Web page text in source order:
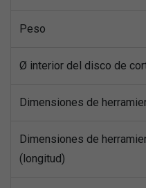
Peso
Ø interior del disco de
Dimensiones de
Dimensiones de
(longitud)